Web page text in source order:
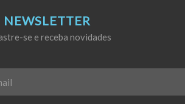
NEWSLETTER
se e receba novidades